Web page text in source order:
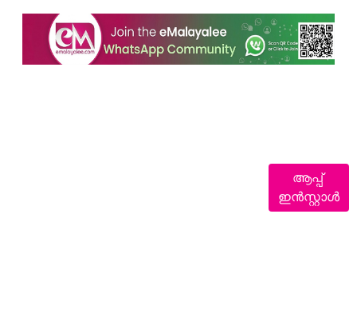
ആപ്പ്
ഇൻസ്റ്റാൾ